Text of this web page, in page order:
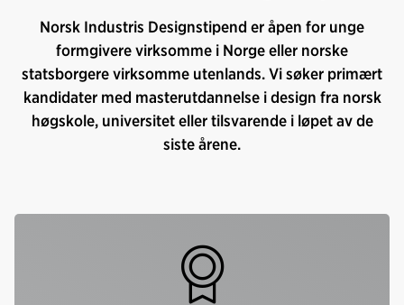
Norsk Industris Designstipend er åpen for unge
formgivere virksomme i Norge eller norske
statsborgere virksomme utenlands. Vi søker primært
kandidater med masterutdannelse i design fra norsk
høgskole, universitet eller tilsvarende i løpet av de
siste årene.